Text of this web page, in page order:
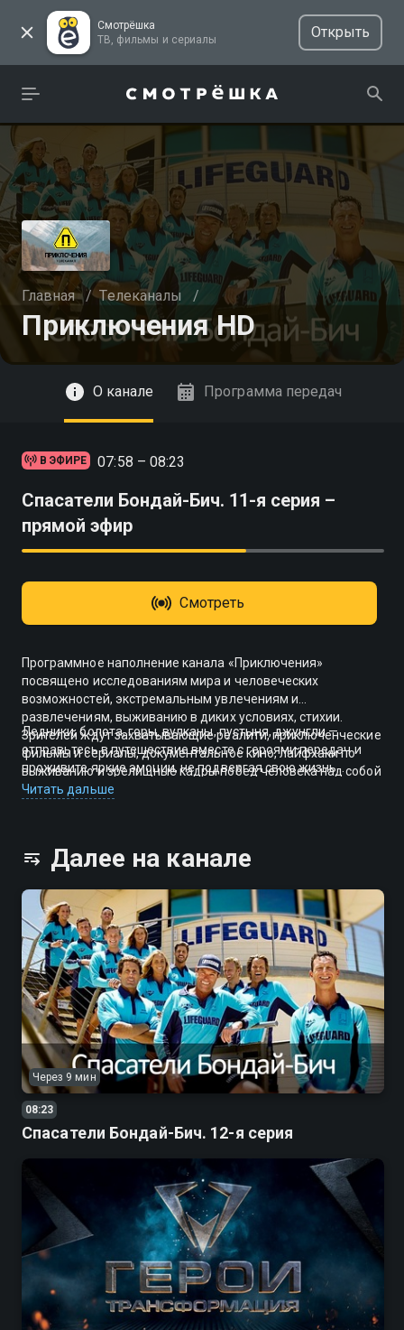
Смотрёшка
ТВ, фильмы и сериалы
Открыть
Главная / Телеканалы /
Приключения HD
Смотреть
О канале Программа передач
В ЭФИРЕ 07:58 – 08:23
Спасатели Бондай-Бич. 11-я серия –
прямой эфир
Смотреть
Программное наполнение канала «Приключения»
посвящено исследованиям мира и человеческих
возможностей, экстремальным увлечениям и
развлечениям, выживанию в диких условиях, стихии.
Зрителей ждут захватывающие реалити, приключенческие
фильмы и сериалы, документальное кино, лайфхаки по
выживанию и зрелищные кадры побед человека над собой
и стихией.
Ледники, болота, горы, вулканы, пустыня, джунгли —
отправьтесь в путешествие вместе с героями передач и
проживите яркие эмоции, не подвергая свою жизнь
реальной опасности. Смотрите телеканал «Приключения»
онлайн и на ТВ, оформив подписку «Смотрёшки».
Читать дальше
Далее на канале
Через 9 мин
08:23
Спасатели Бондай-Бич. 12-я серия